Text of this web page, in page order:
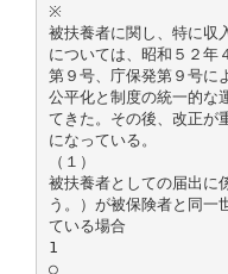
※
被扶養者に関し、特に収
については、昭和５２年
第９号、庁保発第９号に
公平化と制度の統一的な
てきた。その後、改正が
になっている。
（１）
被扶養者としての届出に
う。）が被保険者と同一
ている場合
1
○